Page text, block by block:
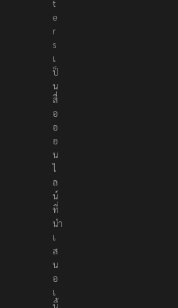
t
e
r
s
เ
ป็
น
สื่
อ
อ
อ
น
ไ
ล
น์
ที่
นำ
เ
ส
น
อ
เ
นื้